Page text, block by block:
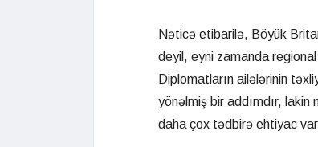
Nəticə etibarilə, Böyük
deyil, eyni zamanda
Diplomatların ailələrinin
yönəlmiş bir addımdır,
daha çox tədbirə ehtiyac